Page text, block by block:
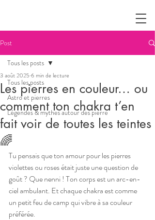
Post
Tous les posts
Astro et pierres
Légendes & mythes autour des pierre
Tous les posts
Les pierres en couleur… ou
comment ton chakra t’en
fait voir de toutes les teintes
🌈
3 août 2025 6 min de lecture
Tu pensais que ton amour pour les pierres
violettes ou roses était juste une question de
goût ? Que nenni ! Ton corps est un arc-en-
ciel ambulant. Et chaque chakra est comme
un petit feu de camp qui vibre à sa couleur
préférée.